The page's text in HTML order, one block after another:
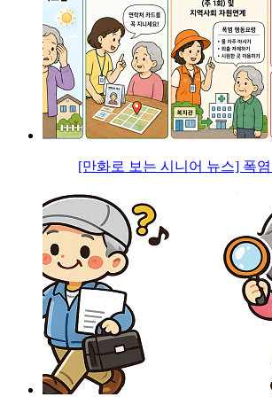
[만화로 보는 시니어 뉴스] 폭